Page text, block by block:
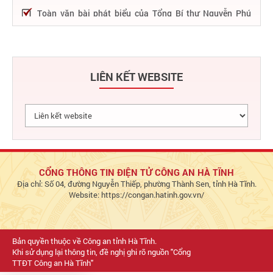
Toàn văn bài phát biểu của Tổng Bí thư Nguyễn Phú
Trọng tại Lễ kỷ niệm 75 năm Công an nhân dân học tập,
75 năm thực hiện Sáu điều Bác Hồ dạy - Lực lượng Công
quên thân, vì dân phục vụ"
27/2 – 04/3/2023
Phát huy thành tựu 50 năm phát triển công nghệ thông
tin trong Công an nhân dân
phần thúc đẩy phát triển kinh tế - xã hội
Chủ động bảo đảm an ninh, an toàn hệ thống thông tin,
đáp ứng yêu cầu triển khai Đề án 06 và dịch vụ công Bộ
LIÊN KẾT WEBSITE
CỔNG THÔNG TIN ĐIỆN TỬ CÔNG AN HÀ TĨNH
Địa chỉ: Số 04, đường Nguyễn Thiếp, phường Thành Sen, tỉnh Hà Tĩnh.
Website: https://congan.hatinh.gov.vn/
Bản quyền thuộc về Công an tỉnh Hà Tĩnh.
Khi sử dụng lại thông tin, đề nghị ghi rõ nguồn "Cổng
TTĐT Công an Hà Tĩnh"